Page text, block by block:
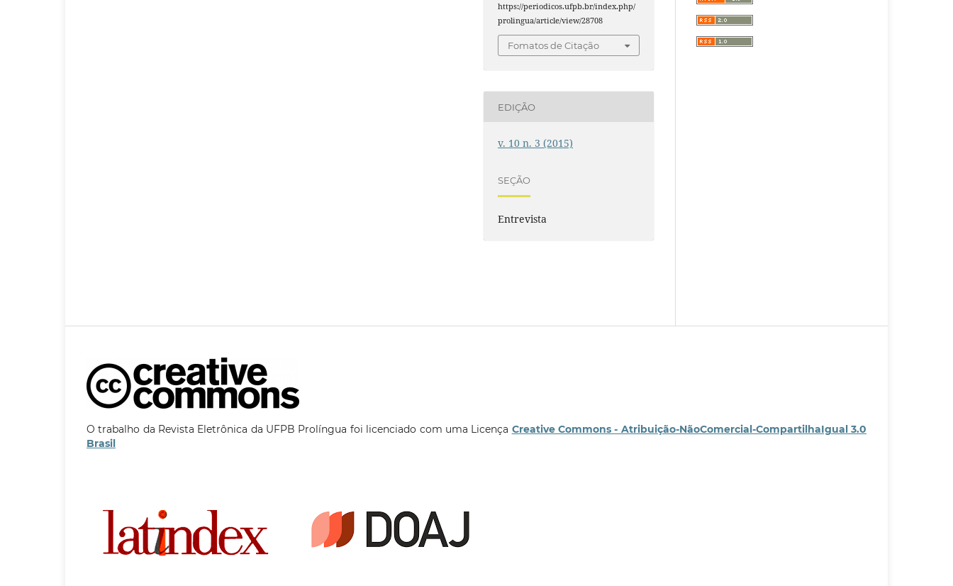
https://periodicos.ufpb.br/index.php/
prolingua/article/view/28708
Fomatos de Citação
EDIÇÃO
v. 10 n. 3 (2015)
SEÇÃO
Entrevista
O trabalho da Revista Eletrônica da UFPB Prolíngua foi licenciado com uma Licença Creative Commons - Atribuição-NãoComercial-CompartilhaIgual 3.0
Brasil